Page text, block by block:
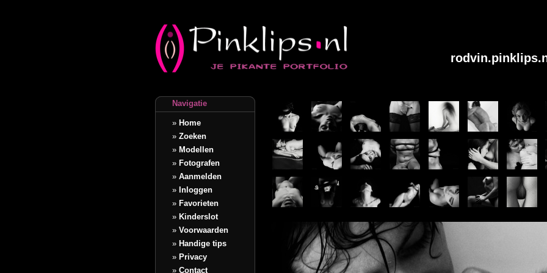
Navigatie
» Home
» Zoeken
» Modellen
» Fotografen
» Aanmelden
» Inloggen
» Favorieten
» Kinderslot
» Voorwaarden
» Handige tips
» Privacy
» Contact